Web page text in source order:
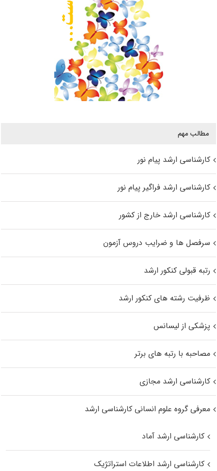
مطالب مهم
کارشناسی ارشد پیام نور
کارشناسی ارشد فراگیر پیام نور
کارشناسی ارشد خارج از کشور
سرفصل ها و ضرایب دروس آزمون
رتبه قبولی کنکور ارشد
ظرفیت رشته های کنکور ارشد
پزشکی از لیسانس
مصاحبه با رتبه های برتر
کارشناسی ارشد مجازی
معرفی گروه علوم انسانی کارشناسی ارشد
کارشناسی ارشد آماد
کارشناسی ارشد اطلاعات استراتژیک